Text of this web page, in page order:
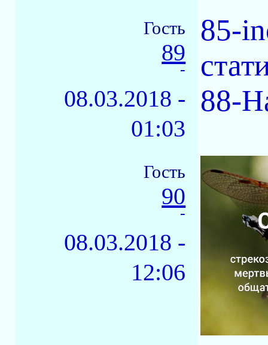
Гость
89
-
08.03.2018 -
01:03
85-
88-
Гость
90
-
08.03.2018 -
12:06